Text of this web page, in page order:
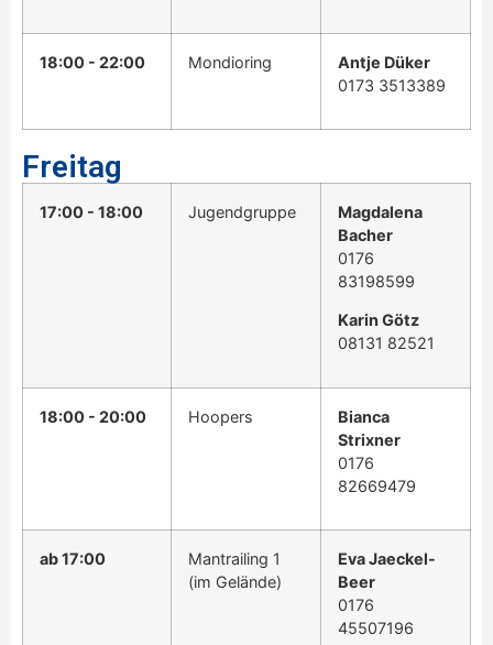
18:00 - 22:00 Mondioring
Antje Düker
0173 3513389
Freitag
17:00 - 18:00 Jugendgruppe
Magdalena
Bacher
0176
83198599
Karin Götz
08131 82521
18:00 - 20:00 Hoopers
Bianca
Strixner
0176
82669479
ab 17:00
Mantrailing 1
(im Gelände)
Eva Jaeckel-
Beer
0176
45507196